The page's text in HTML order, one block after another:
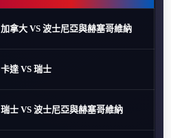
加拿大 VS 波士尼亞與赫塞哥維納
卡達 VS 瑞士
瑞士 VS 波士尼亞與赫塞哥維納